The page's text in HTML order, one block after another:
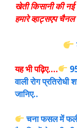
खेती किसानी की
हमारे व्हाट्सएप
यह भी पढ़िए….
वाली रोग
जानिए..
चना फसल में